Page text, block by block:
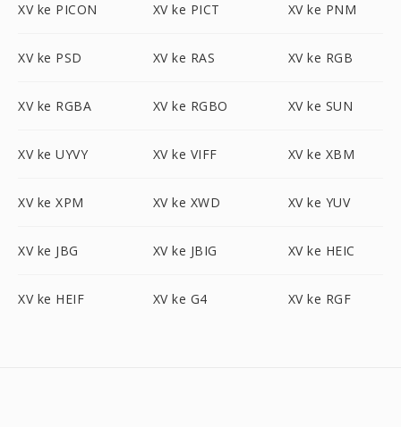
XV ke PICON XV ke PICT XV ke PNM
XV ke PSD XV ke RAS XV ke RGB
XV ke RGBA XV ke RGBO XV ke SUN
XV ke UYVY XV ke VIFF XV ke XBM
XV ke XPM XV ke XWD XV ke YUV
XV ke JBG XV ke JBIG XV ke HEIC
XV ke HEIF XV ke G4 XV ke RGF